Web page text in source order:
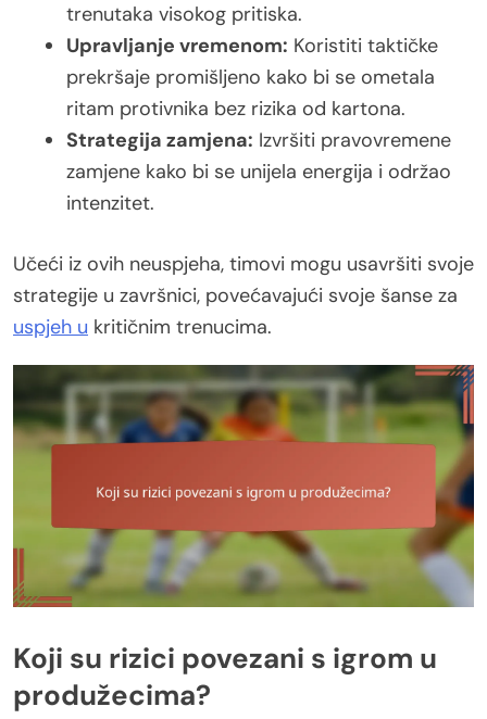
trenutaka visokog pritiska.
Upravljanje vremenom: Koristiti taktičke
prekršaje promišljeno kako bi se ometala
ritam protivnika bez rizika od kartona.
Strategija zamjena: Izvršiti pravovremene
zamjene kako bi se unijela energija i održao
intenzitet.
Učeći iz ovih neuspjeha, timovi mogu usavršiti svoje
strategije u završnici, povećavajući svoje šanse za
uspjeh u kritičnim trenucima.
Koji su rizici povezani s igrom u
produžecima?